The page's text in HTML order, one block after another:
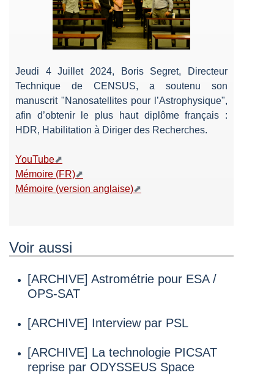
Jeudi 4 Juillet 2024, Boris Segret, Directeur
Technique de CENSUS, a soutenu son
manuscrit "Nanosatellites pour l’Astrophysique",
afin d’obtenir le plus haut diplôme français :
HDR, Habilitation à Diriger des Recherches.
YouTube
Mémoire (FR)
Mémoire (version anglaise)
Voir aussi
[ARCHIVE] Astrométrie pour ESA /
OPS-SAT
[ARCHIVE] Interview par PSL
[ARCHIVE] La technologie PICSAT
reprise par ODYSSEUS Space